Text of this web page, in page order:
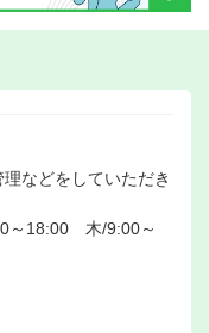
などをしていただき
～18:00 木/9:00～